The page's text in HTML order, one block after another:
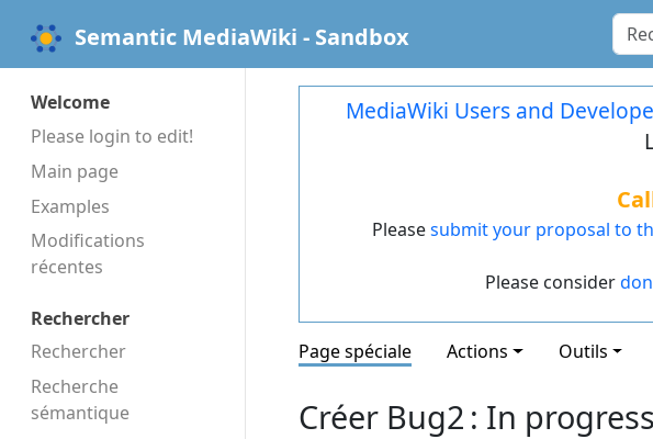
Semantic MediaWiki - Sandbox
Welcome
Please login to edit!
Main page
Examples
Modifications
récentes
Rechercher
Rechercher
Recherche
sémantique
MediaWiki Users and
Pleasesubmit your proposal to
Please consider
Page spéciale Actions Outils
Créer Bug2 : In progress